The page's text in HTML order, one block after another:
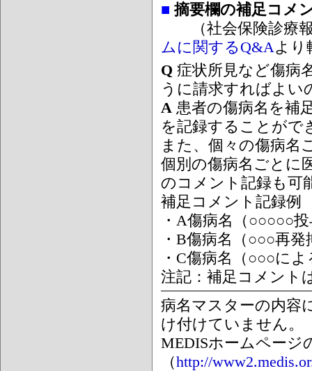
■ 摘要欄の補足コメ
（社会保険診療報
ムに関するQ&Aより
Q 症状所見など傷病
うに請求すればよい
A 患者の傷病名を補
を記録することがで
また、個々の傷病名
個別の傷病名ごとに
のコメント記録も可
補足コメント記録例
・A傷病名（○○○○○
・B傷病名（○○○再
・C傷病名（○○○に
注記：補足コメント
病名マスターの内容
け付けていません。
MEDISホームページ
（http://